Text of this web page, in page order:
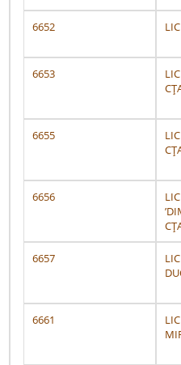
6652
6653
6655
6656
6657
6661